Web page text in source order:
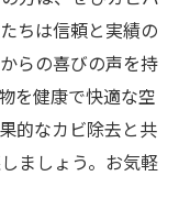
ちは信頼と実績の
らの喜びの声を持
を健康で快適な空
的なカビ除去と共
ましょう。お気軽